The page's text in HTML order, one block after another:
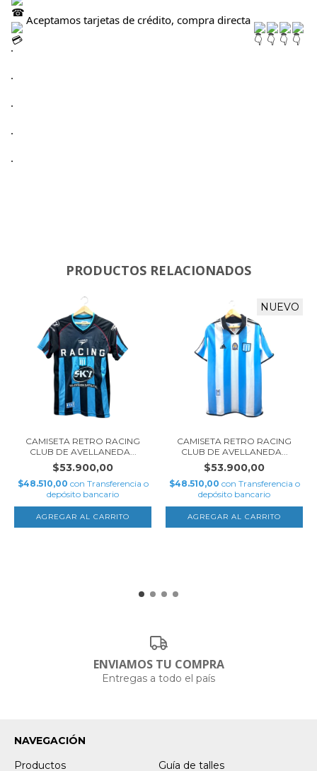
Aceptamos tarjetas de crédito, compra directa
.
.
.
.
.
PRODUCTOS RELACIONADOS
CAMISETA RETRO RACING
CLUB DE AVELLANEDA...
$53.900,00
$48.510,00 con Transferencia o
depósito bancario
AGREGAR AL CARRITO
NUEVO
CAMISETA RETRO RACING
CLUB DE AVELLANEDA...
$53.900,00
$48.510,00 con Transferencia o
depósito bancario
AGREGAR AL CARRITO
ENVIAMOS TU COMPRA
Entregas a todo el país
NAVEGACIÓN
Productos
Guía de talles